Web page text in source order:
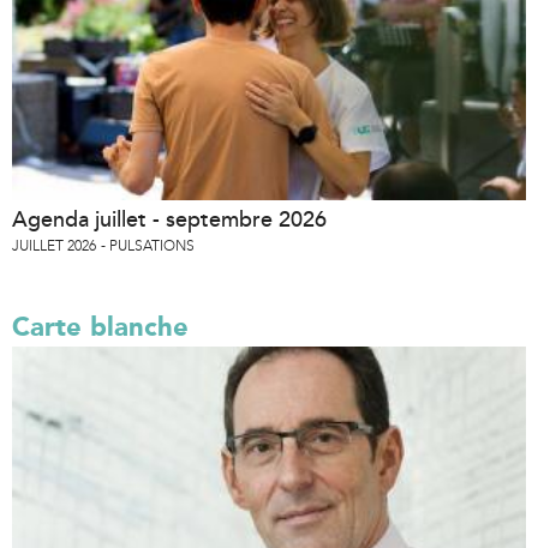
Agenda juillet - septembre 2026
JUILLET 2026 PULSATIONS
Carte blanche